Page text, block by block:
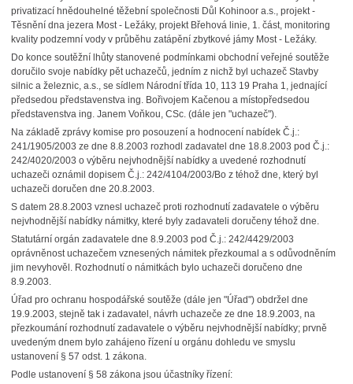
privatizací hnědouhelné těžební společnosti Důl Kohinoor a.s., projekt -
Těsnění dna jezera Most - Ležáky, projekt Břehová linie, 1. část, monitoring
kvality podzemní vody v průběhu zatápění zbytkové jámy Most - Ležáky.
Do konce soutěžní lhůty stanovené podmínkami obchodní veřejné soutěže
doručilo svoje nabídky pět uchazečů, jedním z nichž byl uchazeč Stavby
silnic a železnic, a.s., se sídlem Národní třída 10, 113 19 Praha 1, jednající
předsedou představenstva ing. Bořivojem Kačenou a místopředsedou
představenstva ing. Janem Voňkou, CSc. (dále jen "uchazeč").
Na základě zprávy komise pro posouzení a hodnocení nabídek Č.j.:
241/1905/2003 ze dne 8.8.2003 rozhodl zadavatel dne 18.8.2003 pod Č.j.:
242/4020/2003 o výběru nejvhodnější nabídky a uvedené rozhodnutí
uchazeči oznámil dopisem Č.j.: 242/4104/2003/Bo z téhož dne, který byl
uchazeči doručen dne 20.8.2003.
S datem 28.8.2003 vznesl uchazeč proti rozhodnutí zadavatele o výběru
nejvhodnější nabídky námitky, které byly zadavateli doručeny téhož dne.
Statutární orgán zadavatele dne 8.9.2003 pod Č.j.: 242/4429/2003
oprávněnost uchazečem vznesených námitek přezkoumal a s odůvodněním
jim nevyhověl. Rozhodnutí o námitkách bylo uchazeči doručeno dne
8.9.2003.
Úřad pro ochranu hospodářské soutěže (dále jen "Úřad") obdržel dne
19.9.2003, stejně tak i zadavatel, návrh uchazeče ze dne 18.9.2003, na
přezkoumání rozhodnutí zadavatele o výběru nejvhodnější nabídky; prvně
uvedeným dnem bylo zahájeno řízení u orgánu dohledu ve smyslu
ustanovení § 57 odst. 1 zákona.
Podle ustanovení § 58 zákona jsou účastníky řízení: